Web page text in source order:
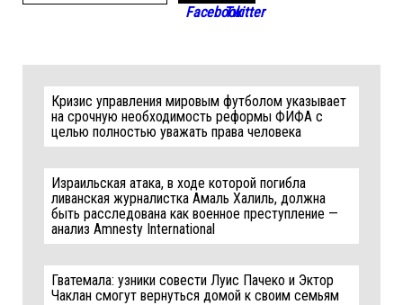
Кризис управления мировым футболом указывает
на срочную необходимость реформы ФИФА с
целью полностью уважать права человека
Израильская атака, в ходе которой погибла
ливанская журналистка Амаль Халиль, должна
быть расследована как военное преступление —
анализ Amnesty International
Гватемала: узники совести Луис Пачеко и Эктор
Чаклан смогут вернуться домой к своим семьям